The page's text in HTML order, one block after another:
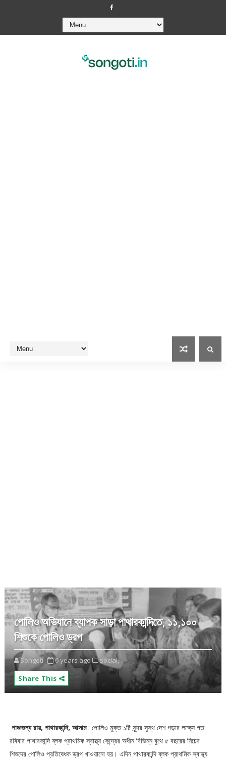
পোলিও অভিযানে ব্যাপক সাড়া পাথারকান্দিতে, ১১,১০০
শিশুকে পোলিও ড্রপ
Songoti 6 years ago
social,
Share This
পাঞ্চজন্য রায়, পাথারকান্দি, আসাম: পোলিও মুক্ত ১টি সুন্দর সুস্থ দেশ গড়ার লক্ষ্যে গত
রবিবার পাথারকান্দি ব্লক প্রাথমিক স্বাস্থ্য কেন্দ্রের অধীন বিভিন্ন বুথে ৫ বছরের নিচের
শিশুদের পোলিও প্রতিষেধক ড্রপ খাওয়ানো হয়। এদিন পাথারকান্দি ব্লক প্রাথমিক স্বাস্থ্য